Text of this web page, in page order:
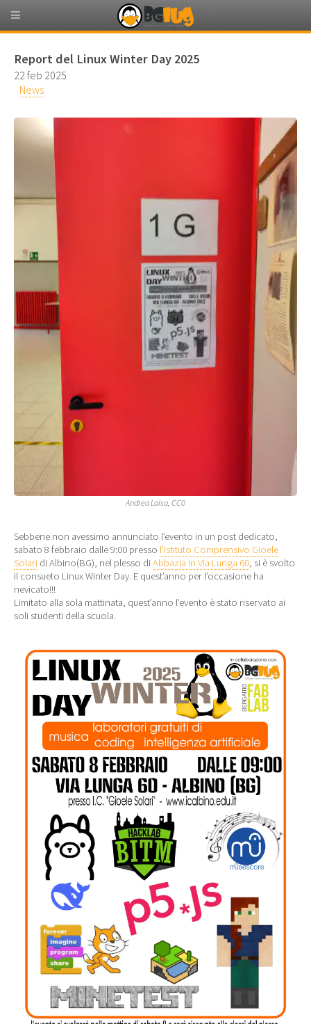
Report del Linux Winter Day 2025
22 feb 2025
News
Andrea Laisa, CC0
Sebbene non avessimo annunciato l’evento in un post dedicato,
sabato 8 febbraio dalle 9:00 presso l’Istituto Comprensivo Gioele
Solari di Albino(BG), nel plesso diAbbazia in Via Lunga 60, si è svolto
il consueto Linux Winter Day. E quest’anno per l’occasione ha
nevicato!!!
Limitato alla sola mattinata, quest’anno l’evento è stato riservato ai
soli studenti della scuola.